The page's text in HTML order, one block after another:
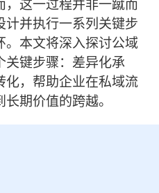
，这一过程并非一蹴而
计并执行一系列关键步
。本文将深入探讨公域
关键步骤：差异化承
化，帮助企业在私域流
期价值的跨越。